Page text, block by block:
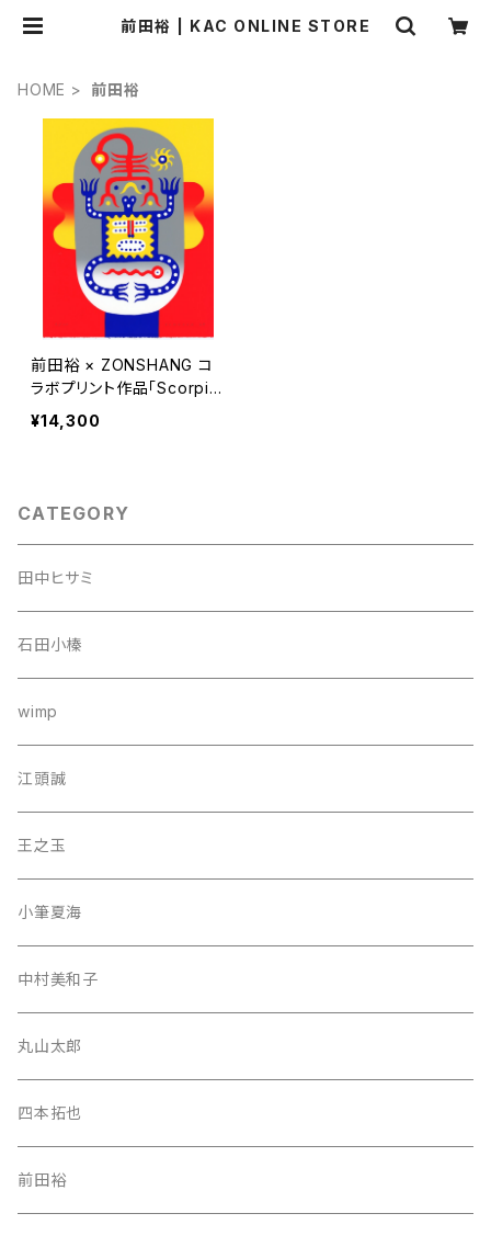
前田裕 | KAC ONLINE STORE
HOME 前田裕
前田裕 × ZONSHANG コ
ラボプリント作品「Scorpio
n frog head」
¥14,300
CATEGORY
田中ヒサミ
石田小榛
wimp
江頭誠
王之玉
小筆夏海
中村美和子
丸山太郎
四本拓也
前田裕